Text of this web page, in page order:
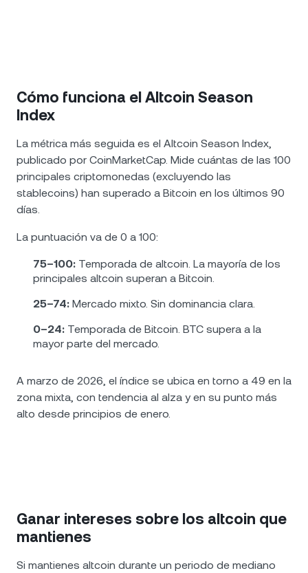
Cómo funciona el Altcoin Season
Index
La métrica más seguida es el Altcoin Season Index,
publicado por CoinMarketCap. Mide cuántas de las 100
principales criptomonedas (excluyendo las
stablecoins) han superado a Bitcoin en los últimos 90
días.
La puntuación va de 0 a 100:
75–100: Temporada de altcoin. La mayoría de los
principales altcoin superan a Bitcoin.
25–74: Mercado mixto. Sin dominancia clara.
0–24: Temporada de Bitcoin. BTC supera a la
mayor parte del mercado.
A marzo de 2026, el índice se ubica en torno a 49 en la
zona mixta, con tendencia al alza y en su punto más
alto desde principios de enero.
Ganar intereses sobre los altcoin que
mantienes
Si mantienes altcoin durante un periodo de mediano